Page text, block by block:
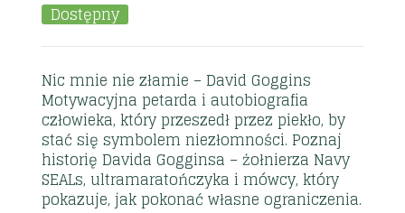
Dostępny
Nic mnie nie złamie – David Goggins
Motywacyjna petarda i autobiografia
człowieka, który przeszedł przez piekło, by
stać się symbolem niezłomności. Poznaj
historię Davida Gogginsa – żołnierza Navy
SEALs, ultramaratończyka i mówcy, który
pokazuje, jak pokonać własne ograniczenia.